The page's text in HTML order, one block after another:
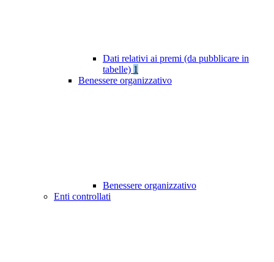
Dati relativi ai premi (da pubblicare in
tabelle) 1
Benessere organizzativo
Benessere organizzativo
Enti controllati